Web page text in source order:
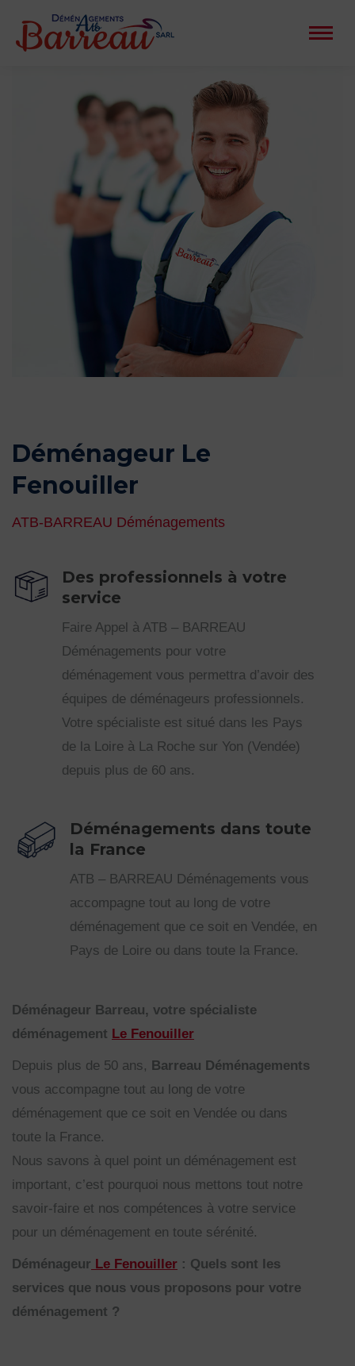
Déménageur Le
Fenouiller
ATB-BARREAU Déménagements
Des professionnels à votre
service
Faire Appel à ATB – BARREAU
Déménagements pour votre
déménagement vous permettra d’avoir des
équipes de déménageurs professionnels.
Votre spécialiste est situé dans les Pays
de la Loire à La Roche sur Yon (Vendée)
depuis plus de 60 ans.
Déménagements dans toute
la France
ATB – BARREAU Déménagements vous
accompagne tout au long de votre
déménagement que ce soit en Vendée, en
Pays de Loire ou dans toute la France.
Déménageur Barreau, votre spécialiste
déménagement Le Fenouiller
Depuis plus de 50 ans, Barreau Déménagements
vous accompagne tout au long de votre
déménagement que ce soit en Vendée ou dans
toute la France.
Nous savons à quel point un déménagement est
important, c’est pourquoi nous mettons tout notre
savoir-faire et nos compétences à votre service
pour un déménagement en toute sérénité.
Déménageur Le Fenouiller : Quels sont les
services que nous vous proposons pour votre
déménagement ?